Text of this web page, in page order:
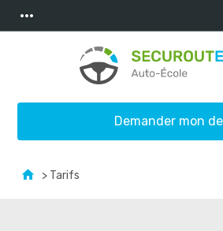
more_horiz
Demander mon
> Tarifs